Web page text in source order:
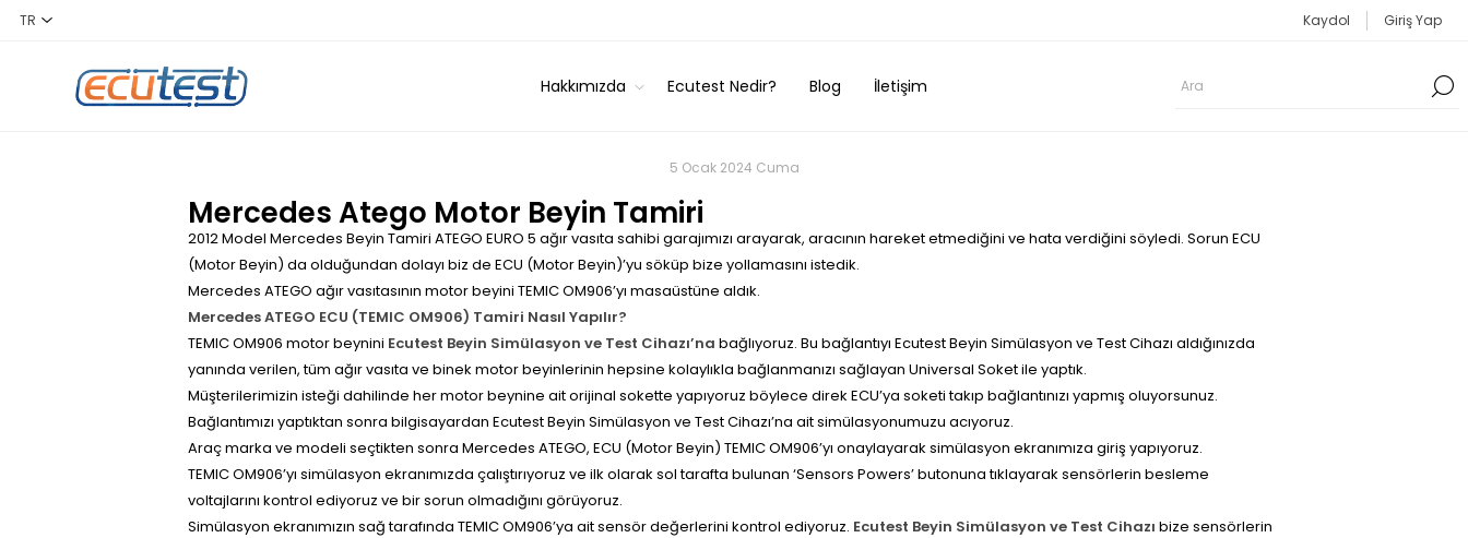
Kaydol Giriş Yap
Hakkımızda Ecutest Nedir? Blog İletişim
5 Ocak 2024 Cuma
Mercedes Atego Motor Beyin Tamiri
2012 Model Mercedes Beyin Tamiri ATEGO EURO 5 ağır vasıta sahibi garajımızı arayarak, aracının hareket etmediğini ve hata verdiğini söyledi. Sorun ECU
(Motor Beyin) da olduğundan dolayı biz de ECU (Motor Beyin)’yu söküp bize yollamasını istedik.
Mercedes ATEGO ağır vasıtasının motor beyini TEMIC OM906’yı masaüstüne aldık.
Mercedes ATEGO ECU (TEMIC OM906) Tamiri Nasıl Yapılır?
TEMIC OM906 motor beynini Ecutest Beyin Simülasyon ve Test Cihazı’na bağlıyoruz. Bu bağlantıyı Ecutest Beyin Simülasyon ve Test Cihazı aldığınızda
yanında verilen, tüm ağır vasıta ve binek motor beyinlerinin hepsine kolaylıkla bağlanmanızı sağlayan Universal Soket ile yaptık.
Müşterilerimizin isteği dahilinde her motor beynine ait orijinal sokette yapıyoruz böylece direk ECU’ya soketi takıp bağlantınızı yapmış oluyorsunuz.
Bağlantımızı yaptıktan sonra bilgisayardan Ecutest Beyin Simülasyon ve Test Cihazı’na ait simülasyonumuzu acıyoruz.
Araç marka ve modeli seçtikten sonra Mercedes ATEGO, ECU (Motor Beyin) TEMIC OM906’yı onaylayarak simülasyon ekranımıza giriş yapıyoruz.
TEMIC OM906’yı simülasyon ekranımızda çalıştırıyoruz ve ilk olarak sol tarafta bulunan ‘Sensors Powers’ butonuna tıklayarak sensörlerin besleme
voltajlarını kontrol ediyoruz ve bir sorun olmadığını görüyoruz.
Simülasyon ekranımızın sağ tarafında TEMIC OM906’ya ait sensör değerlerini kontrol ediyoruz. Ecutest Beyin Simülasyon ve Test Cihazı bize sensörlerin